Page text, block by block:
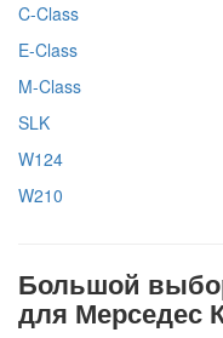
C-Class
E-Class
M-Class
SLK
W124
W210
Большой
для Мерседес